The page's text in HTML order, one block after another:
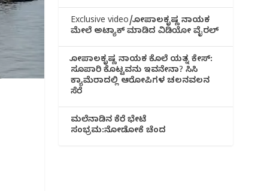
Exclusive video/ಗೋಪಾಲಕೃಷ್ಣ ನಾಯಕ
ಮೇಲೆ ಅಟ್ಯಾಕ್ ಮಾಡಿದ ವಿಡಿಯೋ ವೈರಲ್
ಗೋಪಾಲಕೃಷ್ಣ ನಾಯಕ ಕೊಲೆ ಯತ್ನ ಕೇಸ್:
ಸೂಪಾರಿ ಕೊಟ್ಟವನು ಇವನೇನಾ? ಸಿಸಿ
ಕ್ಯಾಮೆರಾದಲ್ಲಿ ಆರೋಪಿಗಳ ಚಲನವಲನ
ಸೆರೆ
ಮಲೆನಾಡಿ‌ನ ಕೆರೆ ಭೇಟೆ
ಸಂಭ್ರಮ:ನೋಡೋಕೆ ಚೆಂದ